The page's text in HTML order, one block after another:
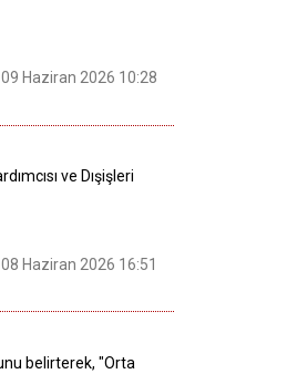
09 Haziran 2026 10:28
ve Dışişleri
08 Haziran 2026 16:51
belirterek, "Orta